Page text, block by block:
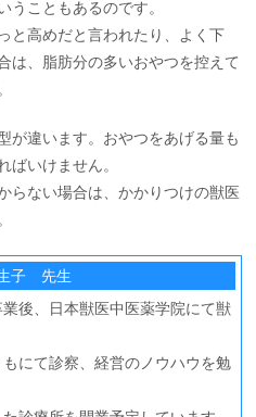
うこともあるのです。
と高めだと言われたり、よく下
は、脂肪分の多いおやつを控えて
が違います。おやつをあげる量も
ばいけません。
らない場合は、かかりつけの獣医
子 先生
後、日本獣医中医薬学院にて獣
にて診察、経営のノウハウを勉